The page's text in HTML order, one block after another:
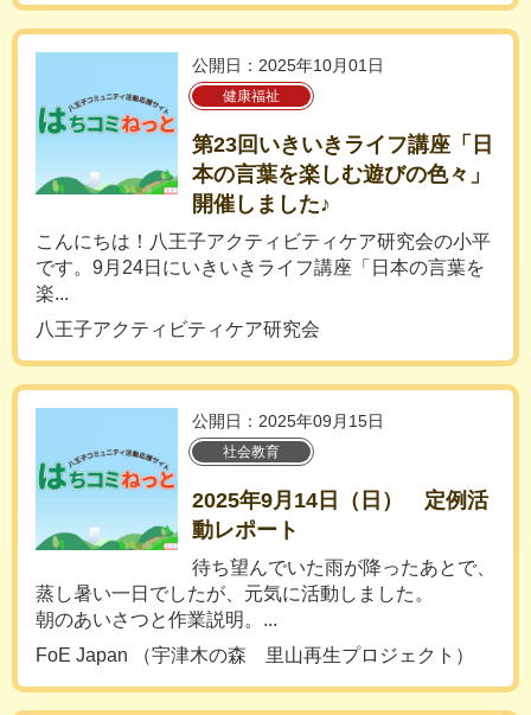
公開日：2025年10月01日
健康福祉
第23回いきいきライフ講座「日
本の言葉を楽しむ遊びの色々」
開催しました♪
こんにちは！八王子アクティビティケア研究会の小平
です。9月24日にいきいきライフ講座「日本の言葉を
楽...
八王子アクティビティケア研究会
公開日：2025年09月15日
社会教育
2025年9月14日（日） 定例活
動レポート
待ち望んでいた雨が降ったあとで、
蒸し暑い一日でしたが、元気に活動しました。
朝のあいさつと作業説明。...
FoE Japan （宇津木の森 里山再生プロジェクト）